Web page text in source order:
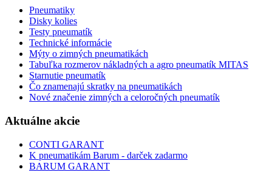
Pneumatiky
Disky kolies
Testy pneumatík
Technické informácie
Mýty o zimných pneumatikách
Tabuľka rozmerov nákladných a agro pneumatík MITAS
Starnutie pneumatík
Čo znamenajú skratky na pneumatikách
Nové značenie zimných a celoročných pneumatík
Aktuálne akcie
CONTI GARANT
K pneumatikám Barum - darček zadarmo
BARUM GARANT